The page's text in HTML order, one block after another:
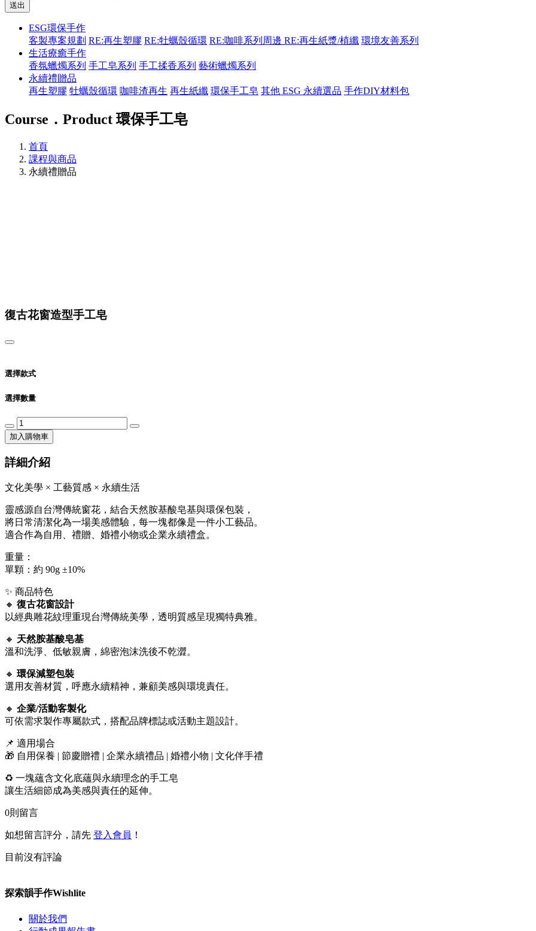
送出
ESG環保手作
客製專案規劃 RE:再生塑膠 RE:牡蠣殼循環 RE:咖啡系列周邊 RE:再生紙漿/植纖 環境友善系列
生活療癒手作
香氛蠟燭系列 手工皂系列 手工揉香系列 藝術蠟燭系列
永續禮贈品
再生塑膠 牡蠣殼循環 咖啡渣再生 再生紙纖 環保手工皂 其他 ESG 永續選品 手作DIY材料包
Course．Product 環保手工皂
首頁
課程與商品
永續禮贈品
復古花窗造型手工皂
選擇款式
選擇數量
加入購物車
詳細介紹
文化美學 × 工藝質感 × 永續生活
靈感源自台灣傳統窗花，結合天然胺基酸皂基與環保包裝，
將日常清潔化為一場美感體驗，每一塊都像是一件小工藝品。
適合作為自用、禮贈、婚禮小物或企業永續禮盒。
重量：
單顆：約 90g ±10%
✨ 商品特色
🔸 復古花窗設計
以經典雕花紋理重現台灣傳統美學，透明質感呈現獨特典雅。
🔸 天然胺基酸皂基
溫和洗淨、低敏親膚，綿密泡沫洗後不乾澀。
🔸 環保減塑包裝
選用友善材質，呼應永續精神，兼顧美感與環境責任。
🔸 企業/活動客製化
可依需求製作專屬款式，搭配品牌標誌或活動主題設計。
📌 適用場合
🎁 自用保養 | 節慶贈禮 | 企業永續禮品 | 婚禮小物 | 文化伴手禮
♻️ 一塊蘊含文化底蘊與永續理念的手工皂
讓生活細節成為美感與責任的延伸。
0則留言
如想留言評分，請先 登入會員 ！
目前沒有評論
探索韻手作Wishlite
關於我們